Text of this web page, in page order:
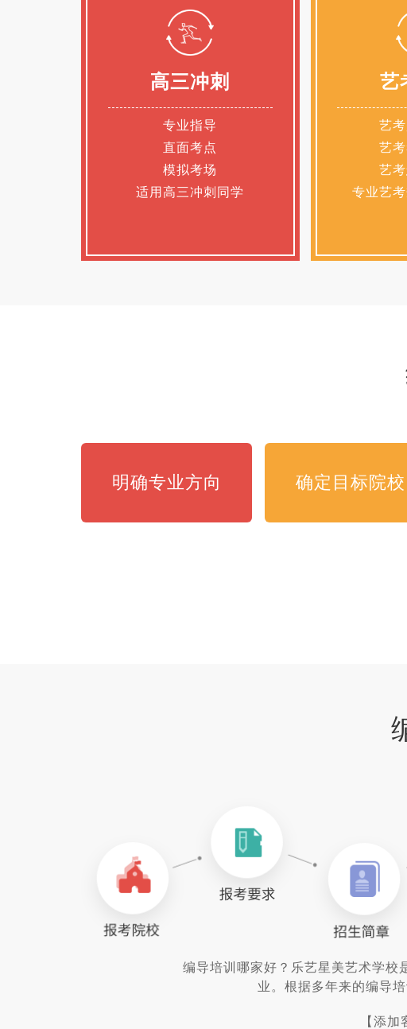
高三冲刺
专业指导
直面考点
模拟考场
适用高三冲刺同学
艺
艺
艺
艺
专业艺
明确专业方向 确定目标院校
编导培训哪家好？乐艺星美艺术学校
业。根据多年来的编导
【添加